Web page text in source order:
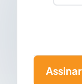
Assinar